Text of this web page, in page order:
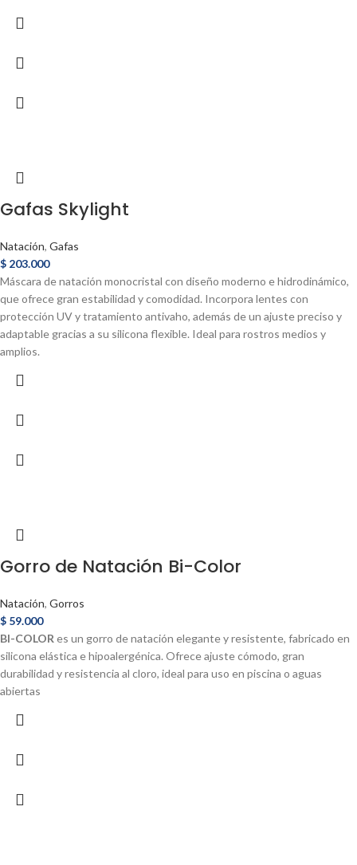
Gafas Skylight
Natación, Gafas
$ 203.000
Máscara de natación monocristal con diseño moderno e hidrodinámico,
que ofrece gran estabilidad y comodidad. Incorpora lentes con
protección UV y tratamiento antivaho, además de un ajuste preciso y
adaptable gracias a su silicona flexible. Ideal para rostros medios y
amplios.
Gorro de Natación Bi-Color
Natación, Gorros
$ 59.000
BI-COLOR es un gorro de natación elegante y resistente, fabricado en
silicona elástica e hipoalergénica. Ofrece ajuste cómodo, gran
durabilidad y resistencia al cloro, ideal para uso en piscina o aguas
abiertas